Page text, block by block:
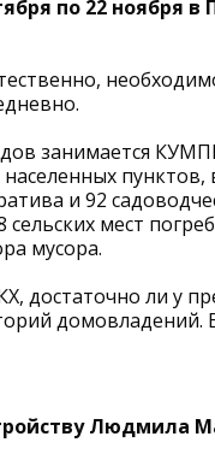
по 22 ноября в
занимается
пунктов,
и 92
мест
мусора.
достаточно ли у
домовладений.
Людмила